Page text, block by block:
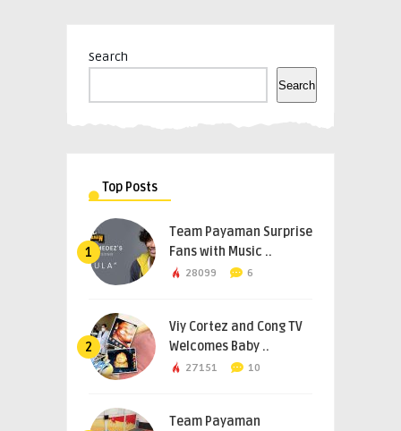
Search
Search
Top Posts
1
Team Payaman Surprise
Fans with Music ..
28099 6
2
Viy Cortez and Cong TV
Welcomes Baby ..
27151 10
Team Payaman